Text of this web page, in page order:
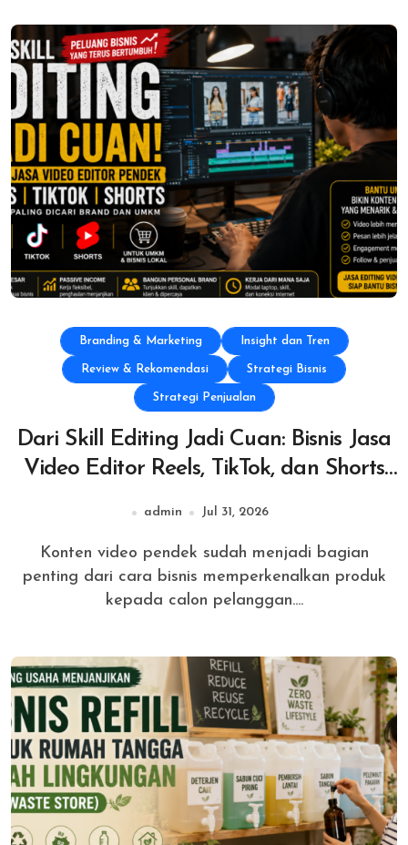
Branding & Marketing Insight dan Tren
Review & Rekomendasi Strategi Bisnis
Strategi Penjualan
Dari Skill Editing Jadi Cuan: Bisnis Jasa
Video Editor Reels, TikTok, dan Shorts
admin Jul 31, 2026
Konten video pendek sudah menjadi bagian
penting dari cara bisnis memperkenalkan produk
kepada calon pelanggan....